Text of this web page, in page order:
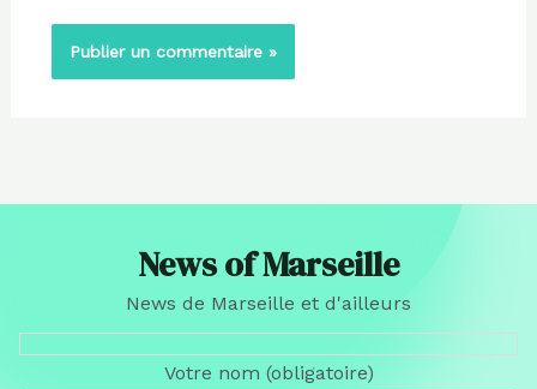
News of Marseille
News de Marseille et d'ailleurs
Votre nom (obligatoire)